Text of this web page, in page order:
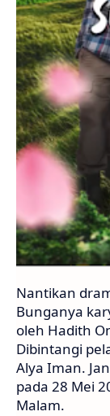
Nantikan
Bunganya
oleh Hadith
Dibintangi
Alya Iman.
pada 28 Mei
Malam.